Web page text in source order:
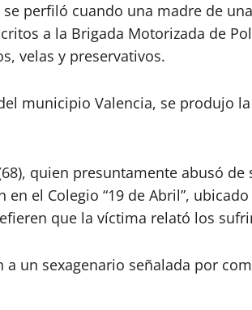
perfiló cuando una madre de
a la Brigada Motorizada de
velas y preservativos.
municipio Valencia, se produjo
quien presuntamente abusó
el Colegio “19 de Abril”,
que la víctima relató los
un sexagenario señalada por